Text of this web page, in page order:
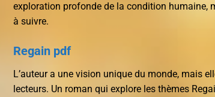
exploration profonde de la condition humaine,
à suivre.
Regain pdf
L’auteur a une vision unique du monde, mais
lecteurs. Un roman qui explore les thèmes